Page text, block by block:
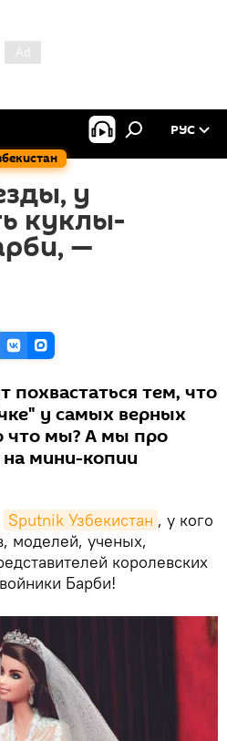
РУС
у
куклы-
—
похвастаться тем, что
у самых верных
что мы? А мы про
мини-копии
Sputnik Узбекистан , у кого
моделей, ученых,
королевских
Барби!